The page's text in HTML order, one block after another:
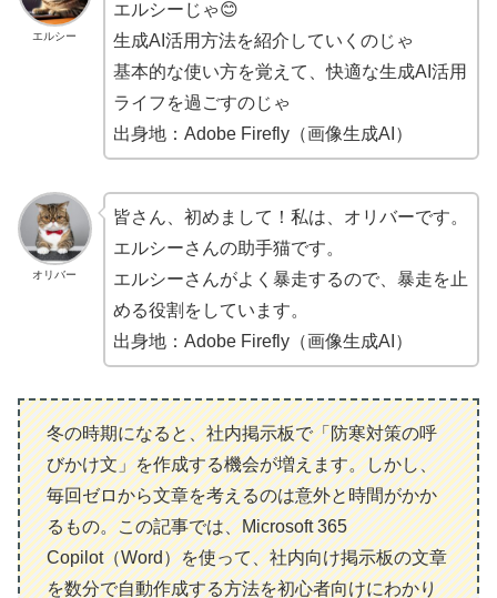
エルシー
エルシーじゃ😊
生成AI活用方法を紹介していくのじゃ
基本的な使い方を覚えて、快適な生成AI活用
ライフを過ごすのじゃ
出身地：Adobe Firefly（画像生成AI）
オリバー
皆さん、初めまして！私は、オリバーです。
エルシーさんの助手猫です。
エルシーさんがよく暴走するので、暴走を止
める役割をしています。
出身地：Adobe Firefly（画像生成AI）
冬の時期になると、社内掲示板で「防寒対策の呼
びかけ文」を作成する機会が増えます。しかし、
毎回ゼロから文章を考えるのは意外と時間がかか
るもの。この記事では、Microsoft 365
Copilot（Word）を使って、社内向け掲示板の文章
を数分で自動作成する方法を初心者向けにわかり